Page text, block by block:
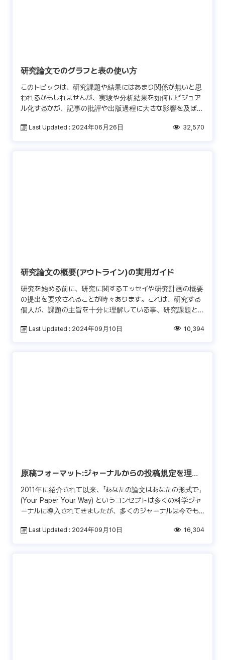
研究論文でのグラフと表の使い方
このトピックは、研究課題や結果にはあまり関係が無いと思
われるかもしれませんが、実験や分析結果を如何にビジュア
ル化するかが、記事の批評や出版過程に大きな影響を及ぼす
で、序 […]
Last Updated : 2024年06月26日 32,570
研究論文の概要(アウトライン)の実用ガイド
研究を始める前に、研究に関するエッセイや研究計画の概要
の提出を要求されることが時々あります。これは、研究する
個人が、課題の主旨を十分に理解している事、研究課題と
を証明 […]
Last Updated : 2024年09月10日 10,394
原稿フォーマット:ジャーナルからの投稿規定を理解
する
2011年に紹介されて以来、「あなたの論文はあなたの形式で」
(Your Paper Your Way) というコンセプトは多くの科学ジャ
ーナルに導入されてきましたが、多くのジャーナルは今でも
Last Updated : 2024年09月10日 16,304